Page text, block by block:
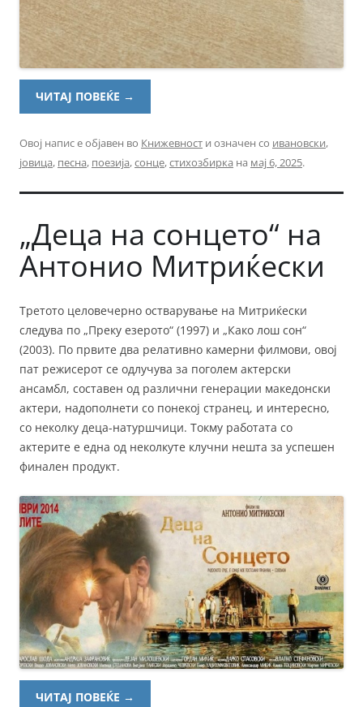
ЧИТАЈ ПОВЕЌЕ →
Овој напис е објавен во Книжевност и означен со ивановски,
јовица, песна, поезија,сонце,стихозбирка на мај 6, 2025.
„Деца на сонцето“ на
Антонио Митриќески
Третото целовечерно остварување на Митриќески
следува по „Преку езерото“ (1997) и „Како лош сон“
(2003). По првите два релативно камерни филмови, овој
пат режисерот се одлучува за поголем актерски
ансамбл, составен од различни генерации македонски
актери, надополнети со понекој странец, и интересно,
со неколку деца-натуршчици. Токму работата со
актерите е една од неколкуте клучни нешта за успешен
финален продукт.
ЧИТАЈ ПОВЕЌЕ →